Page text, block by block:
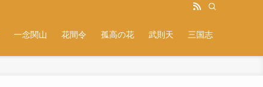
一念関山 花間令 孤高の花 武則天 三国志